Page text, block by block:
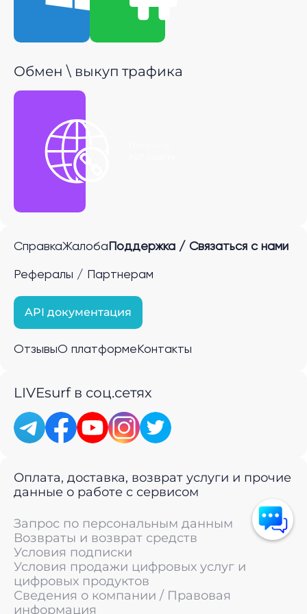
Обмен \ выкуп трафика
СправкаЖалоба Поддержка / Связаться с нами
Рефералы / Партнерам
API документация
ОтзывыО платформе Контакты
LIVEsurf в соц.сетях
Оплата, доставка, возврат услуги и прочие
данные о работе с сервисом
Запрос по персональным данным
Возвраты и возврат средств
Условия подписки
Условия продажи цифровых услуг и
цифровых продуктов
Сведения о компании / Правовая
информация